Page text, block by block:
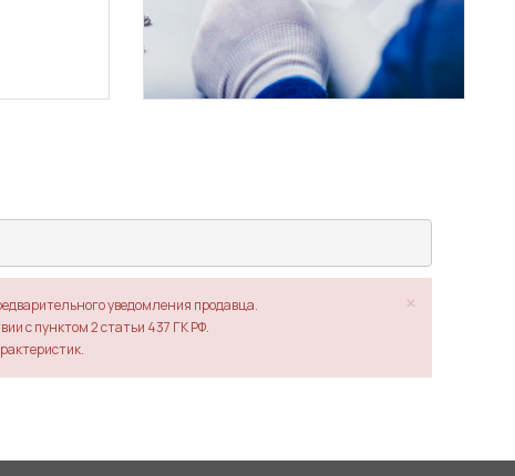
×
уведомления продавца.
с пунктом 2 статьи 437 ГК РФ.